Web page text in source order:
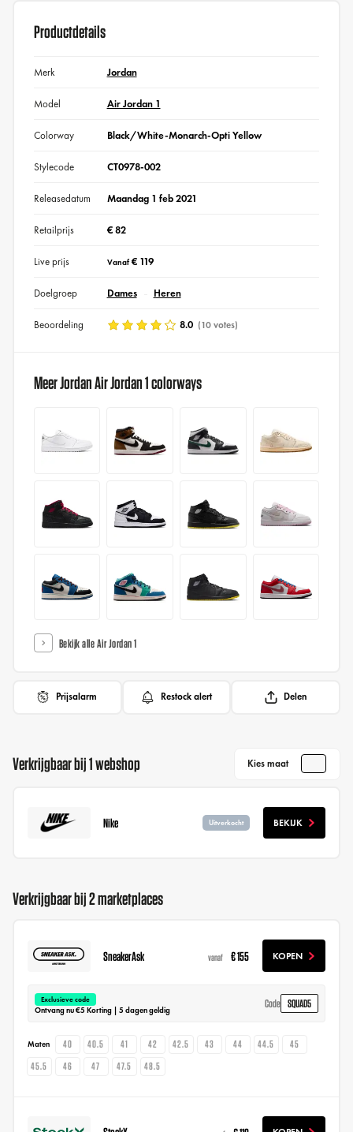
Productdetails
Merk Jordan
Model Air Jordan 1
Colorway Black/White-Monarch-Opti Yellow
Stylecode CT0978-002
Releasedatum Maandag 1 feb 2021
Retailprijs € 82
Live prijs Vanaf€ 119
Doelgroep Dames Heren
Beoordeling 8.0 (10 votes)
Meer Jordan Air Jordan 1 colorways
Bekijk alle Air Jordan 1
Prijsalarm Restock alert Delen
Verkrijgbaar bij 1 webshop Kies maat
Nike Uitverkocht BEKIJK
Verkrijgbaar bij 2 marketplaces
SneakerAsk vanaf € 155 KOPEN
Exclusieve code
Ontvang nu €5 Korting | 5 dagen geldig
Code SQUAD5
Maten 40 40.5 41 42 42.5 43 44 44.5
45
45.5
46 47 47.5 48.5